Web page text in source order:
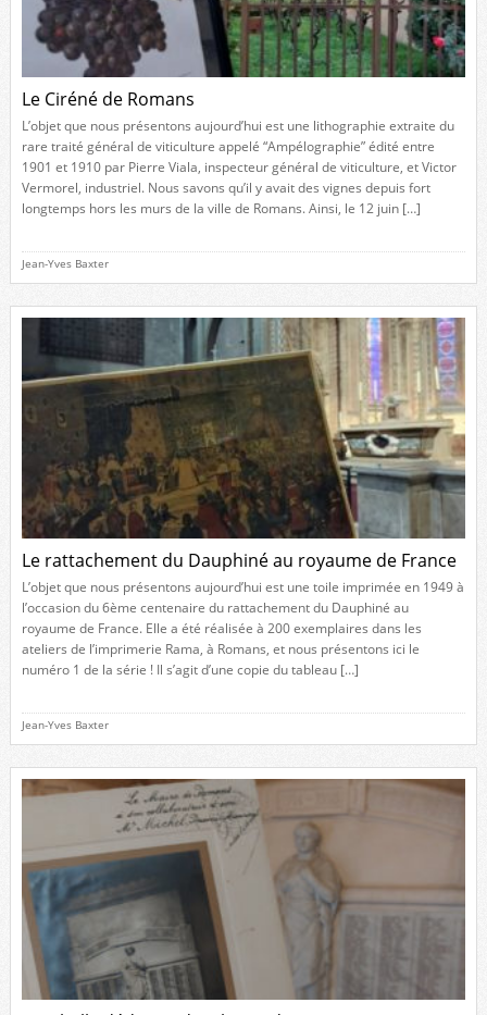
Le Ciréné de Romans
L’objet que nous présentons aujourd’hui est une lithographie extraite du
rare traité général de viticulture appelé “Ampélographie” édité entre
1901 et 1910 par Pierre Viala, inspecteur général de viticulture, et Victor
Vermorel, industriel. Nous savons qu’il y avait des vignes depuis fort
longtemps hors les murs de la ville de Romans. Ainsi, le 12 juin […]
Jean-Yves Baxter
Le rattachement du Dauphiné au royaume de France
L’objet que nous présentons aujourd’hui est une toile imprimée en 1949 à
l’occasion du 6ème centenaire du rattachement du Dauphiné au
royaume de France. Elle a été réalisée à 200 exemplaires dans les
ateliers de l’imprimerie Rama, à Romans, et nous présentons ici le
numéro 1 de la série ! Il s’agit d’une copie du tableau […]
Jean-Yves Baxter